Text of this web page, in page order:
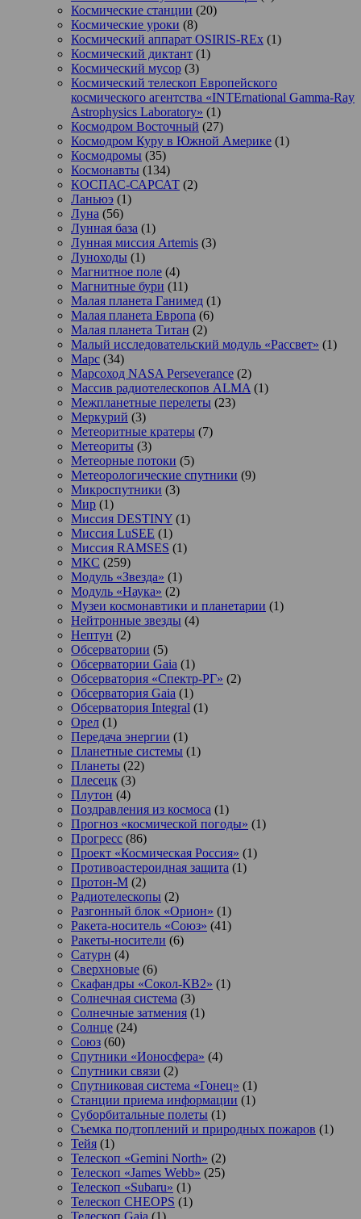
Космические станции (20)
Космические уроки (8)
Космический аппарат OSIRIS-REx (1)
Космический диктант (1)
Космический мусор (3)
Космический телескоп Европейского
космического агентства «INTErnational Gamma-Ray
Astrophysics Laboratory» (1)
Космодром Восточный (27)
Космодром Куру в Южной Америке (1)
Космодромы (35)
Космонавты (134)
КОСПАС-САРСАТ (2)
Ланьюэ (1)
Луна (56)
Лунная база (1)
Лунная миссия Artemis (3)
Луноходы (1)
Магнитное поле (4)
Магнитные бури (11)
Малая планета Ганимед (1)
Малая планета Европа (6)
Малая планета Титан (2)
Малый исследовательский модуль «Рассвет» (1)
Марс (34)
Марсоход NASA Perseverance (2)
Массив радиотелескопов ALMA (1)
Межпланетные перелеты (23)
Меркурий (3)
Метеоритные кратеры (7)
Метеориты (3)
Метеорные потоки (5)
Метеорологические спутники (9)
Микроспутники (3)
Мир (1)
Миссия DESTINY (1)
Миссия LuSEE (1)
Миссия RAMSES (1)
МКС (259)
Модуль «Звезда» (1)
Модуль «Наука» (2)
Музеи космонавтики и планетарии (1)
Нейтронные звезды (4)
Нептун (2)
Обсерватории (5)
Обсерватории Gaia (1)
Обсерватория «Спектр-РГ» (2)
Обсерватория Gaia (1)
Обсерватория Integral (1)
Орел (1)
Передача энергии (1)
Планетные системы (1)
Планеты (22)
Плесецк (3)
Плутон (4)
Поздравления из космоса (1)
Прогноз «космической погоды» (1)
Прогресс (86)
Проект «Космическая Россия» (1)
Противоастероидная защита (1)
Протон-М (2)
Радиотелескопы (2)
Разгонный блок «Орион» (1)
Ракета-носитель «Союз» (41)
Ракеты-носители (6)
Сатурн (4)
Сверхновые (6)
Скафандры «Сокол-КВ2» (1)
Солнечная система (3)
Солнечные затмения (1)
Солнце (24)
Союз (60)
Спутники «Ионосфера» (4)
Спутники связи (2)
Спутниковая система «Гонец» (1)
Станции приема информации (1)
Суборбитальные полеты (1)
Съемка подтоплений и природных пожаров (1)
Тейя (1)
Телескоп «Gemini North» (2)
Телескоп «James Webb» (25)
Телескоп «Subaru» (1)
Телескоп CHEOPS (1)
Телескоп Gaia (1)